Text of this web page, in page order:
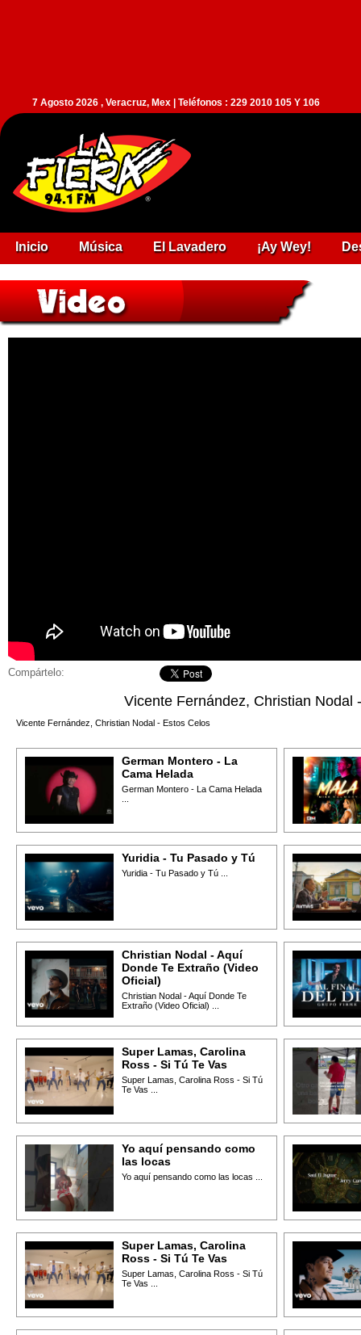
7 Agosto 2026 , Veracruz, Mex | Teléfonos : 229 2010 105 Y 106
Inicio Música El Lavadero ¡Ay Wey!
Compártelo:
Vicente Fernández, Christian Nodal
Vicente Fernández, Christian Nodal - Estos Celos
German Montero - La
Cama Helada
German Montero - La Cama Helada
Yuridia - Tu Pasado y Tú
Yuridia - Tu Pasado y Tú ...
Christian Nodal - Aquí
Donde Te Extraño (Video
Oficial)
Christian Nodal - Aquí Donde Te
Extraño (Video Oficial) ...
Super Lamas, Carolina
Ross - Si Tú Te Vas
Super Lamas, Carolina Ross - Si Tú
Te Vas ...
Yo aquí pensando como
las locas
Yo aquí pensando como las locas ...
Super Lamas, Carolina
Ross - Si Tú Te Vas
Super Lamas, Carolina Ross - Si Tú
Te Vas ...